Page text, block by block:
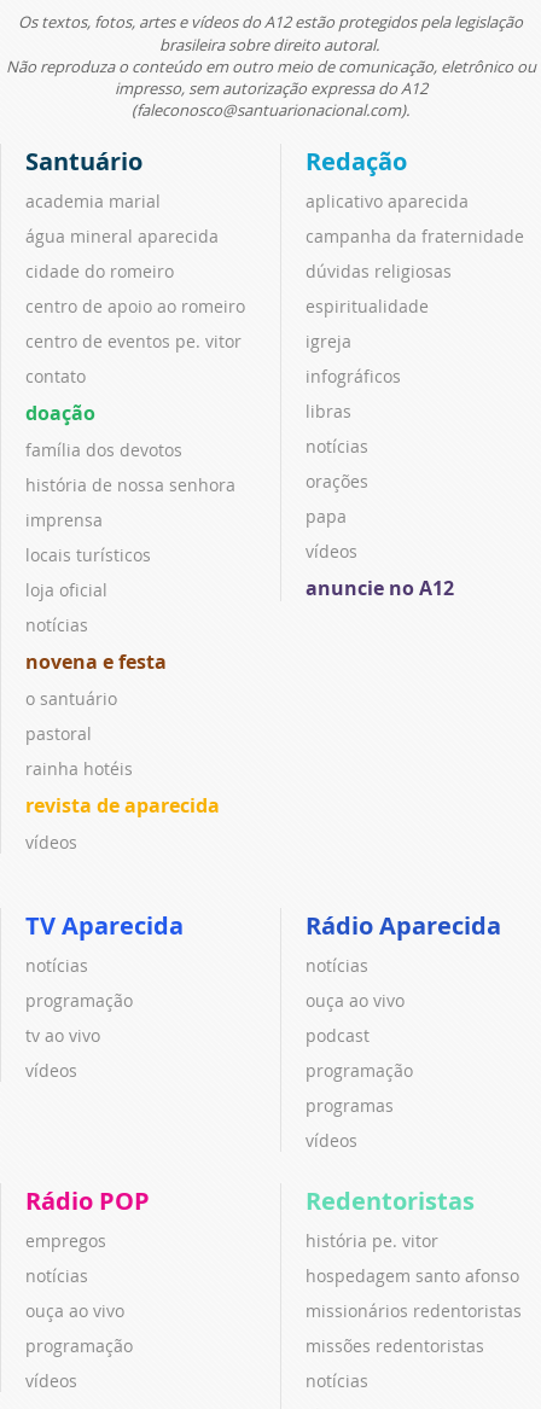
Os textos, fotos, artes e vídeos do A12 estão protegidos pela legislação
brasileira sobre direito autoral.
Não reproduza o conteúdo em outro meio de comunicação, eletrônico ou
impresso, sem autorização expressa do A12
(faleconosco@santuarionacional.com).
Santuário
academia marial
água mineral aparecida
cidade do romeiro
centro de apoio ao romeiro
centro de eventos pe. vitor
contato
doação
família dos devotos
história de nossa senhora
imprensa
locais turísticos
loja oficial
notícias
novena e festa
o santuário
pastoral
rainha hotéis
revista de aparecida
vídeos
Redação
aplicativo aparecida
campanha da fraternidade
dúvidas religiosas
espiritualidade
igreja
infográficos
libras
notícias
orações
papa
vídeos
anuncie no A12
TV Aparecida
notícias
programação
tv ao vivo
vídeos
Rádio Aparecida
notícias
ouça ao vivo
podcast
programação
programas
vídeos
Rádio POP
empregos
notícias
ouça ao vivo
programação
vídeos
Redentoristas
história pe. vitor
hospedagem santo afonso
missionários redentoristas
missões redentoristas
notícias